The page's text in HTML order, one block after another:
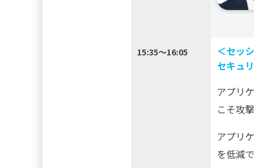
15:35～16:05
＜セッ
セキュ
アプリ
こそ攻
アプリ
を低減